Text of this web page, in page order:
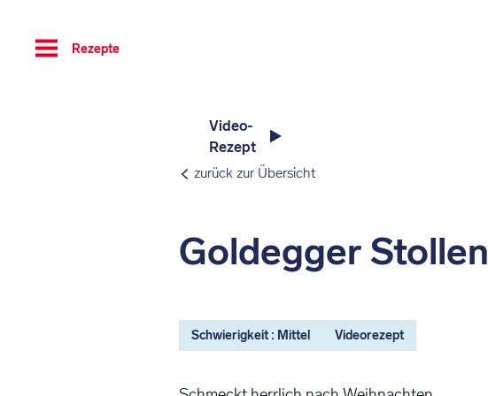
Toggle
navigation
Rezepte
Video-
Rezept
zurück zur Übersicht
Goldegger Stollen
Schwierigkeit : Mittel Videorezept